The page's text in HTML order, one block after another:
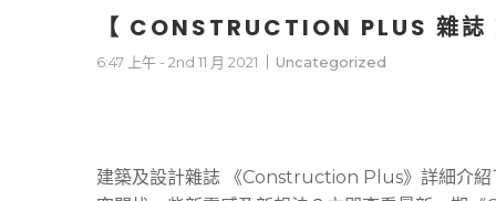
【 CONSTRUCTION PLUS 雜誌
6:47 上午 - 2nd 11 月 2021 Uncategorized
建築及設計雜誌 《Construction Plus》詳細介紹